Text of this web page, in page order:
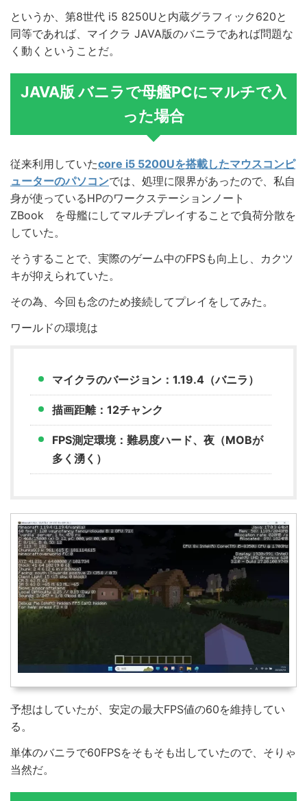
というか、第8世代 i5 8250Uと内蔵グラフィック620と
同等であれば、マイクラ JAVA版のバニラであれば問題な
く動くということだ。
JAVA版 バニラで母艦PCにマルチで入
った場合
従来利用していたcore i5 5200Uを搭載したマウスコンピ
ューターのパソコンでは、処理に限界があったので、私自
身が使っているHPのワークステーションノート
ZBook を母艦にしてマルチプレイすることで負荷分散を
していた。
そうすることで、実際のゲーム中のFPSも向上し、カクツ
キが抑えられていた。
その為、今回も念のため接続してプレイをしてみた。
ワールドの環境は
マイクラのバージョン：1.19.4（バニラ）
描画距離：12チャンク
FPS測定環境：難易度ハード、夜（MOBが
多く湧く）
予想はしていたが、安定の最大FPS値の60を維持してい
る。
単体のバニラで60FPSをそもそも出していたので、そりゃ
当然だ。